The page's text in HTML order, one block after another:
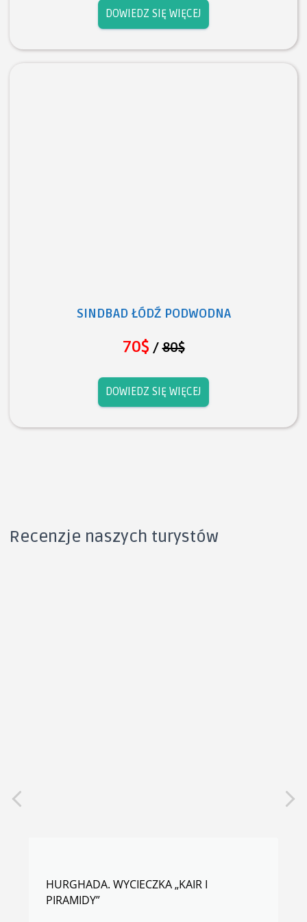
DOWIEDZ SIĘ WIĘCEJ
SINDBAD ŁÓDŹ PODWODNA
70$ /80$
DOWIEDZ SIĘ WIĘCEJ
Recenzje naszych turystów
HURGHADA. WYCIECZKA „KAIR I
PIRAMIDY”